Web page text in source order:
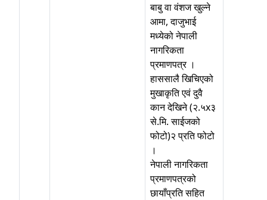
बाबु वा वंशज खुल्ने
आमा, दाजुभाई
मध्येको नेपाली
नागरिकता
प्रमाणपत्र ।
हाससालै खिचिएको
मुखाकृति एवं दुवै
कान देखिने (२.५x३
से.मि. साईजको
फोटो)२ प्रति फोटो
।
नेपाली नागरिकता
प्रमाणपत्रको
छायाँप्रति सहित